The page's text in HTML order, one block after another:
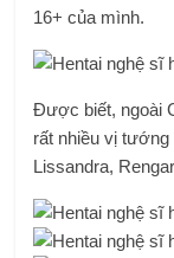
16+ của mình.
Được biết, ngoài
rất nhiều vị
Lissandra,